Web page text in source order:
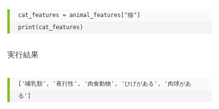
cat_features = animal_features["猫"]
print(cat_features)
実行結果
['哺乳類', '夜行性', '肉食動物', 'ひげがある', '肉球があ
る']